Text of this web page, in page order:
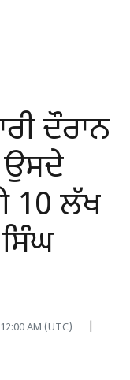
ਦੌਰਾਨ
ਉਸਦੇ
₹10 ਲੱਖ
AM (UTC)